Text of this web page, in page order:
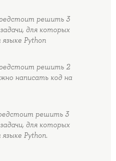
решить 3
для которых
Python
решить 2
написать код на
решить 3
для которых
Python.